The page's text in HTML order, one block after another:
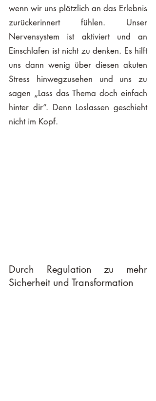
wenn wir uns plötzlich an das Erlebnis
zurückerinnert fühlen. Unser
Nervensystem ist aktiviert und an
Einschlafen ist nicht zu denken. Es hilft
uns dann wenig über diesen akuten
Stress hinwegzusehen und uns zu
sagen „Lass das Thema doch einfach
hinter dir“. Denn Loslassen geschieht
nicht im Kopf.
Durch Regulation zu mehr
Sicherheit und Transformation